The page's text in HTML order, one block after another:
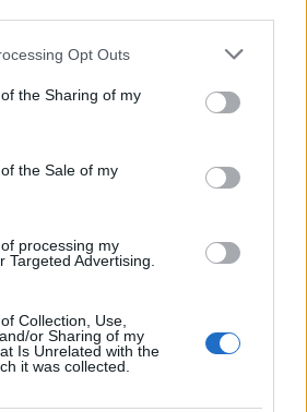
app uses one or more Google
or usage behaviour. You may click to
to Google and its third-party tags to
specified purposes in below Google
Opt Outs
the Sharing of my
the Sale of my
processing my
Targeted Advertising.
Collection, Use,
or Sharing of my
Is Unrelated with the
it was collected.
zenét csinálni, ami olyan,
megy a sztori és a leírások,
éppen. Ezen a gondolaton
el. Aztán Ádám és Edvárd is
sőt még többet is. Láttak
tudták egészíteni, sokkal
tenni a zenét. Így
igyekszünk egyre jobban
most jelenünk meg.
átadása. Emberi életek és
a maguk